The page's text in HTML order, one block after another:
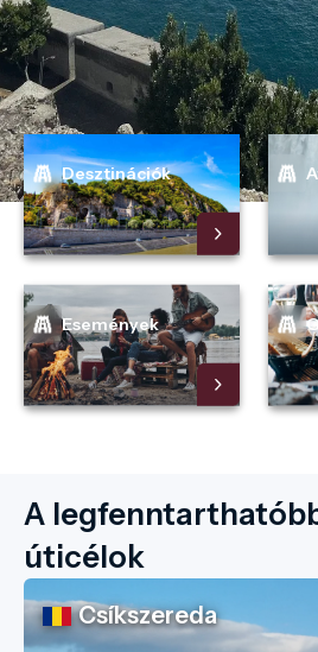
Desztinációk
Események
A
úticélok
Csíkszereda